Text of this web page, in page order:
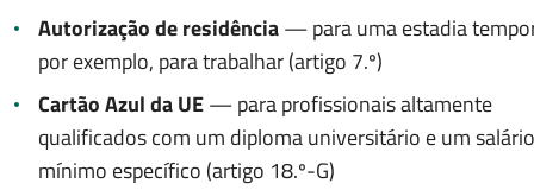
Autorização de residência— para uma estadia
por exemplo, para trabalhar (artigo 7.º)
Cartão Azul da UE— para profissionais altamente
qualificados com um diploma universitário e um salário
mínimo específico (artigo 18.º-G)